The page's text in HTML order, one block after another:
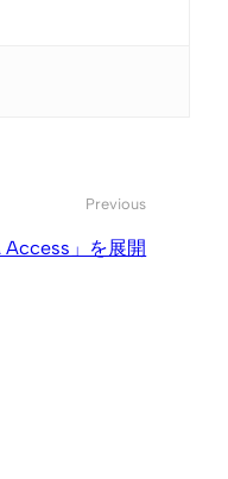
Previous
Access」を展開